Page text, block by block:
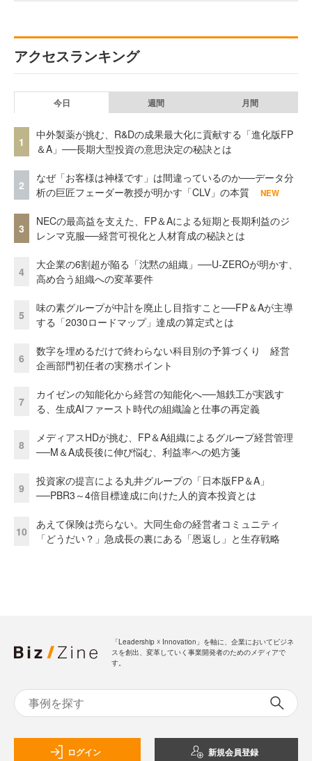
アクセスランキング
今日 週間 月間
1
中外製薬が挑む、R&Dの成果最大化に貢献する「進化版FP
＆A」──長期大型投資の意思決定の秘訣とは
2
なぜ「お客様は神様です」は間違っているのか──データ分
析の巨匠フェーダー教授が明かす「CLV」の本質
NEW
3
NECの最高益を支えた、FP＆Aによる短期と長期利益のジ
レンマ克服──経営可視化と人材育成の秘訣とは
4
大企業の6割超が陥る「沈黙の組織」──U-ZEROが明かす、
高め合う組織への変革要件
5
味の素グループが中計を廃止し目指すこと──FP＆Aが主導
する「2030ロードマップ」達成の算定式とは
6
数字を埋めるだけで終わらない科目別の予算づくり 経営
企画部門初任者の実務ポイント
7
カイゼンの知能化から経営の知能化へ──旭鉄工が実践す
る、生成AIファースト時代の組織論と仕事の再定義
8
メディアスHDが挑む、FP＆A組織によるグループ経営管理
──M＆A成長後に伸び悩む、利益率への処方箋
9
投資家の提言による丸井グループの「日本版FP＆A」
──PBR3～4倍目標達成に向けた人的資本投資とは
10
あえて保険は売らない。大同生命の経営者コミュニティ
「どうだい？」急成長の裏にある「恩返し」と生存戦略
「Leadership ☓ Innovation」を軸に、企業においてビジネ
スを創出、変革していく事業開発者のためのメディアで
す。
ログイン 新規会員登録